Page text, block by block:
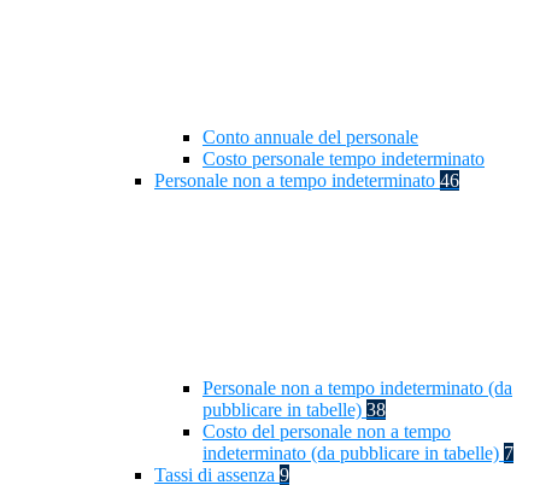
Conto annuale del personale
Costo personale tempo indeterminato
Personale non a tempo indeterminato 46
Personale non a tempo indeterminato (da
pubblicare in tabelle) 38
Costo del personale non a tempo
indeterminato (da pubblicare in tabelle) 7
Tassi di assenza 9